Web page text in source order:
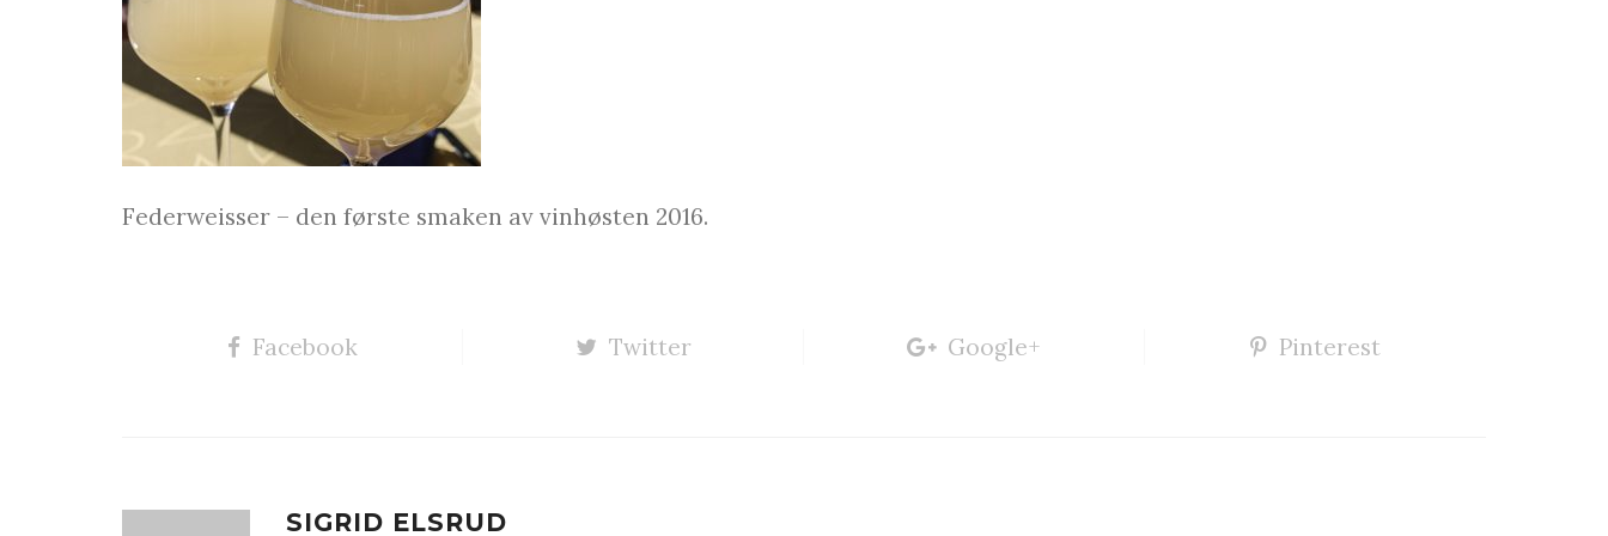
Federweisser – den første smaken av vinhøsten 2016.
Facebook Twitter Google+ Pinterest
SIGRID ELSRUD